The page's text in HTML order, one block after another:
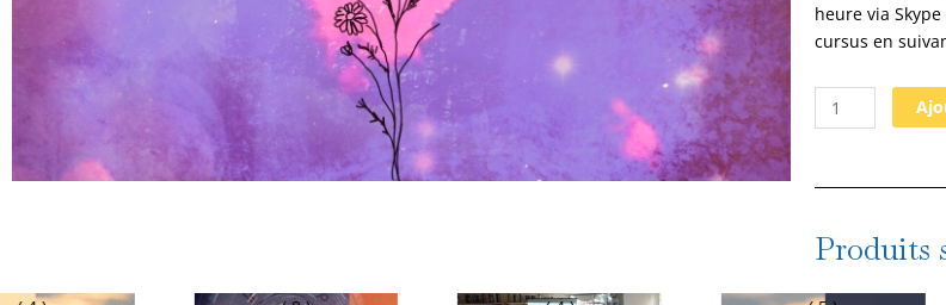
heure via
cursus en
quantité
de
Module
:
COURS
2 :
Produits